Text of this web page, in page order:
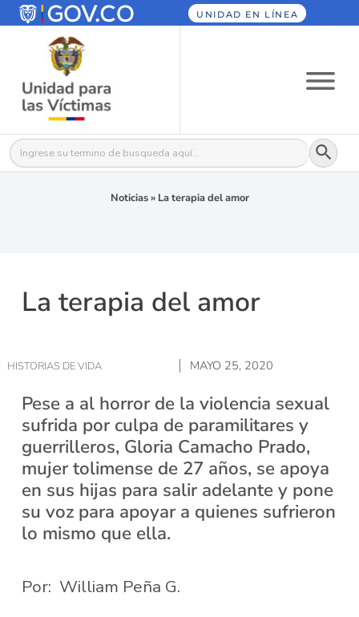
UNIDAD EN LÍNEA
Buscar: Botón
Noticias» La terapia del amor
La terapia del amor
HISTORIAS DE VIDA MAYO 25, 2020
Pese a al horror de la violencia sexual
sufrida por culpa de paramilitares y
guerrilleros, Gloria Camacho Prado,
mujer tolimense de 27 años, se apoya
en sus hijas para salir adelante y pone
su voz para apoyar a quienes sufrieron
lo mismo que ella.
Por: William Peña G.